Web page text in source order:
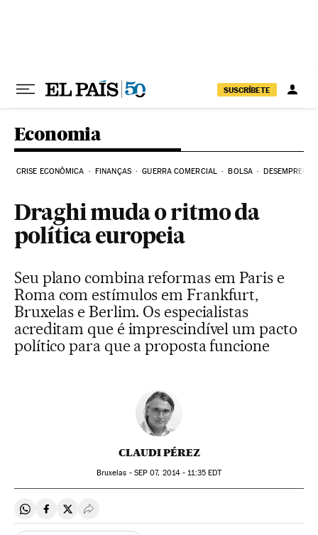
SUSCRÍBETE
Economia
CRISE ECONÔMICA FINANÇAS GUERRA COMERCIAL BOLSA DESEMPREGO
Draghi muda o ritmo da
política europeia
Seu plano combina reformas em Paris e
Roma com estímulos em Frankfurt,
Bruxelas e Berlim. Os especialistas
acreditam que é imprescindível um pacto
político para que a proposta funcione
CLAUDI PÉREZ
Bruxelas - SEP 07, 2014 - 11:35EDT
Compartir en Whatsapp
Compartir en Facebook
Compartir en Twitter
Desplegar Redes Sociales